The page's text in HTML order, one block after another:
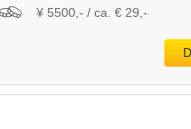
¥ 5500,- / ca. € 29,-